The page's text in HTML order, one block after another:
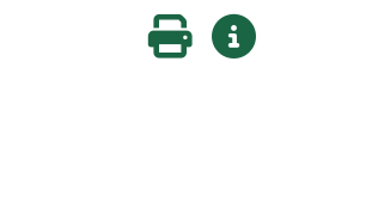
Seite druckenWeitere Infos